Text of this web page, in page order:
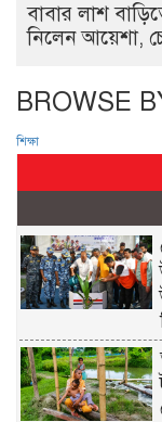
বাবার লাশ
নিলেন আয়েশা,
BROWSE
শিক্ষা